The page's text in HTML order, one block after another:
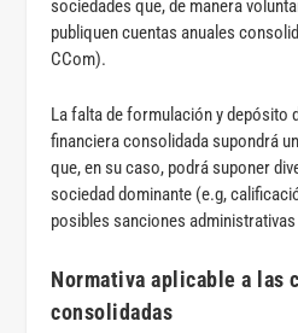
sociedades que, de manera
publiquen cuentas anuales
CCom).
La falta de formulación y depósito
financiera consolidada supondrá
que, en su caso, podrá suponer
sociedad dominante (e.g,
posibles sanciones
Normativa aplicable a las
consolidadas